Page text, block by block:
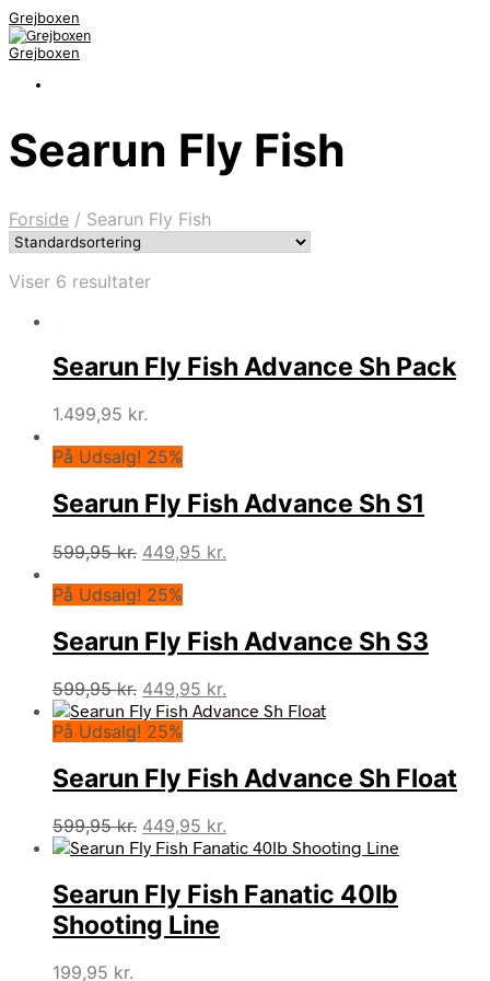
Grejboxen
Grejboxen
Searun Fly Fish
Forside / Searun Fly Fish
Viser 6 resultater
Searun Fly Fish Advance Sh Pack
1.499,95 kr.
På Udsalg! 25%
Searun Fly Fish Advance Sh S1
599,95kr. Den
pris
599,95 kr..
449,95 kr.
449,95 kr..
På Udsalg! 25%
Searun Fly Fish Advance Sh S3
599,95kr. Den
oprindelige
pris
599,95 kr..
449,95 kr.
aktuelle
449,95 kr..
På Udsalg! 25%
Searun Fly Fish Advance Sh Float
599,95kr. Den
oprindelige
var:
599,95 kr..
449,95 kr.
aktuelle
er:
449,95 kr..
Searun Fly Fish Fanatic 40lb
Shooting Line
199,95 kr.